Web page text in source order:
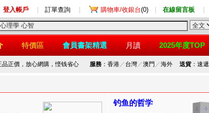
登入帳戶 訂單查詢 購物車/收銀台(0) 在線留言板
特價區 會員書架精選 月讀 2025年度TOP
品正價，放心網購，悭钱省心 服務：香港／ 台灣／澳門 ／海外 送貨：速遞
钓鱼的哲学